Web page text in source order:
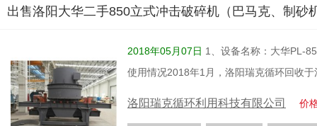
出售洛阳大华二手850立式冲击破碎机（巴马克、制砂
2018年05月07日 1、设备名称：大华PL-
使用情况2018年1月，洛阳瑞克循环回收
洛阳瑞克循环利用科技有限公司 价